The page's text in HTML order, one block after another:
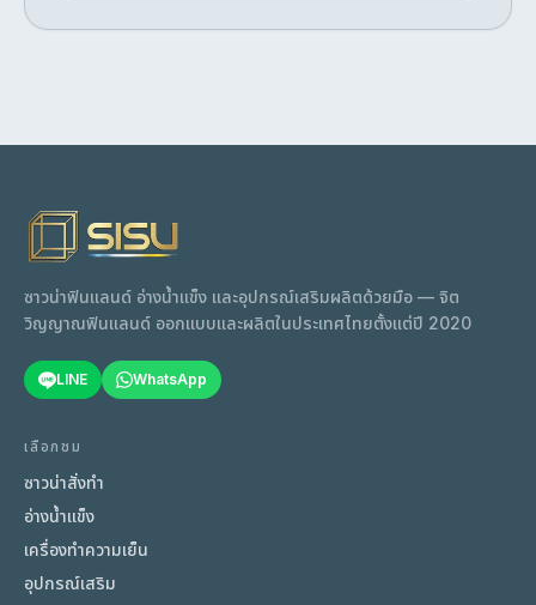
ซาวน่าฟินแลนด์ อ่างน้ำแข็ง และอุปกรณ์เสริมผลิตด้วยมือ — จิต
วิญญาณฟินแลนด์ ออกแบบและผลิตในประเทศไทยตั้งแต่ปี 2020
LINE WhatsApp
เลือกชม
ซาวน่าสั่งทำ
อ่างน้ำแข็ง
เครื่องทำความเย็น
อุปกรณ์เสริม